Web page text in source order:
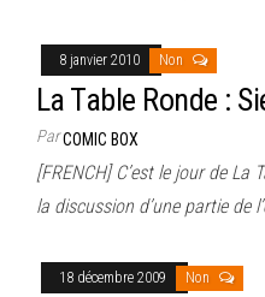
8 janvier 2010 Non
La Table Ronde :
ParCOMIC BOX
[FRENCH] C’est le jour de La
la discussion d’une partie de
18 décembre 2009 Non